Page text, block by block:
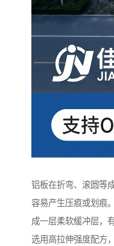
铝板在折弯、滚圆等
容易产生压痕或划痕
成一层柔软缓冲层，
选用高拉伸强度配方